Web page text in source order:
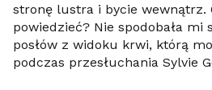
stronę lustra i bycie wewnątrz.
powiedzieć? Nie spodobała mi
posłów z widoku krwi, którą
podczas przesłuchania Sylvie